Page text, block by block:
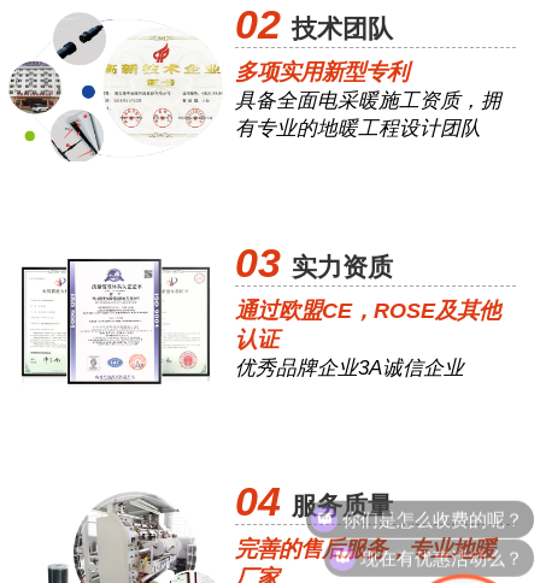
02 技术团队
多项实用新型专利
具备全面电采暖施工资质，拥
有专业的地暖工程设计团队
03 实力资质
通过欧盟CE，ROSE及其他
认证
优秀品牌企业3A诚信企业
04 服务质量
完善的售后服务，专业地暖
厂家
你们是怎么收费的呢？
现在有优惠活动么？